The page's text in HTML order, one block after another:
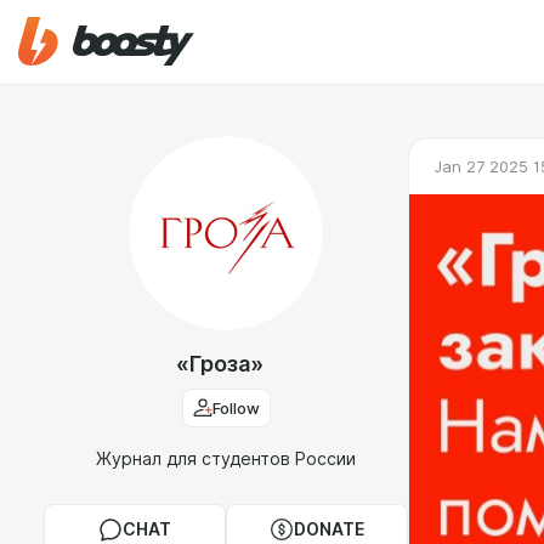
«Гроза»
Follow
Журнал для студентов России
CHAT DONATE
Jan 27 2025